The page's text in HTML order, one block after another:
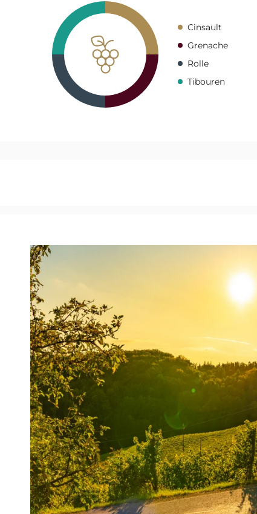
Cinsault
Grenache
Rolle
Tibouren